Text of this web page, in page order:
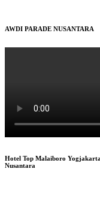
AWDI PARADE NUSANTARA
Hotel Top Malaiboro
Nusantara